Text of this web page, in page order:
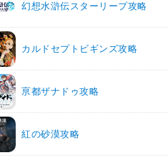
幻想水滸伝スターリープ攻略
カルドセプトビギンズ攻略
亰都ザナドゥ攻略
紅の砂漠攻略